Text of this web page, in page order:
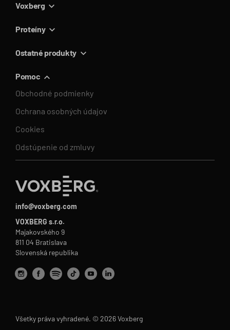
info@voxberg.com
VOXBERG s.r.o.
Majakovského 9
811 04 Bratislava
Slovenská republika
Voxberg
Proteíny
Ostatné produkty
Pomoc
Obchodné podmienky
Ochrana osobných údajov
Cookies
Odstúpenie od zmluvy
Všetky práva vyhradené. © 2026 Voxberg